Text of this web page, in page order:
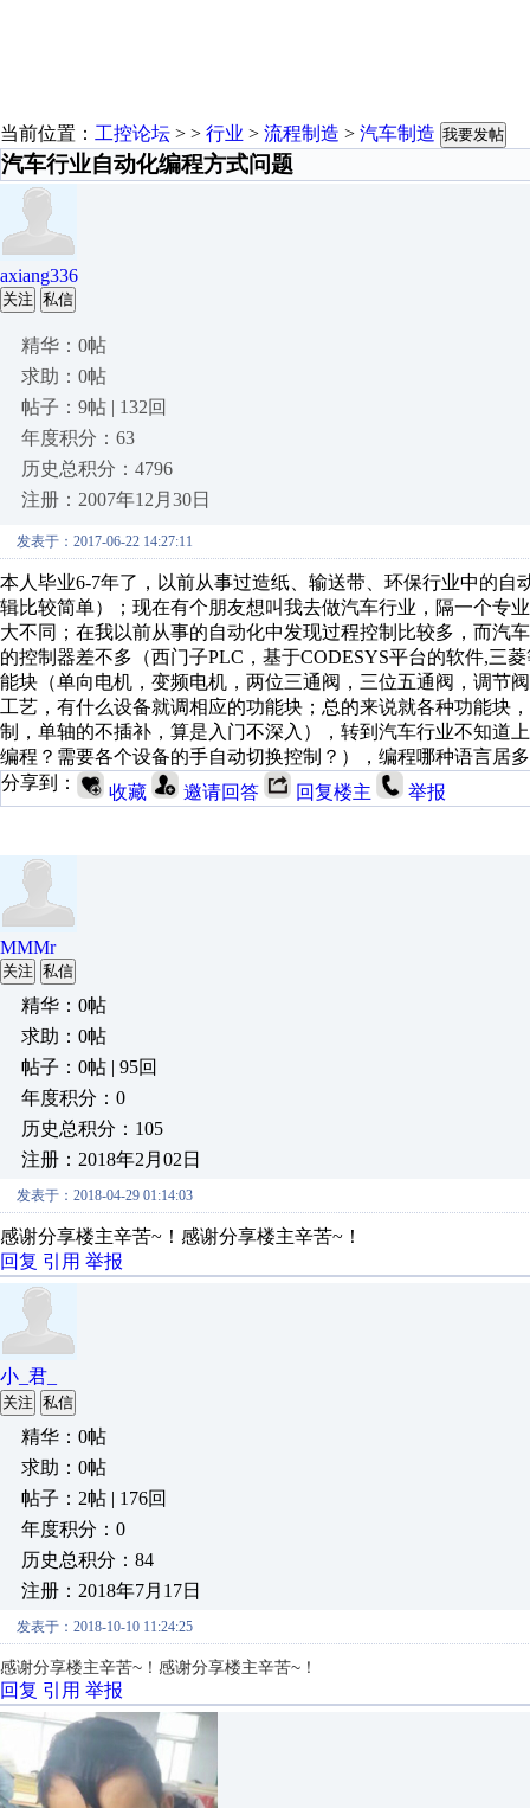
当前位置： 工控论坛 > > 行业 > 流程制造 > 汽车制造 我要发帖
汽车行业自动化编程方式问题
axiang336
关注 私信
精华：0帖
求助：0帖
帖子：9帖 | 132回
年度积分：63
历史总积分：4796
注册：2007年12月30日
发表于：2017-06-22 14:27:11
本人毕业6-7年了，以前从事过造纸、输送带、环保行业中的
辑比较简单）；现在有个朋友想叫我去做汽车行业，隔一个专
大不同；在我以前从事的自动化中发现过程控制比较多，而汽
的控制器差不多（西门子PLC，基于CODESYS平台的软件,三
能块（单向电机，变频电机，两位三通阀，三位五通阀，调节
工艺，有什么设备就调相应的功能块；总的来说就各种功能块
制，单轴的不插补，算是入门不深入），转到汽车行业不知道
编程？需要各个设备的手自动切换控制？），编程哪种语言居
分享到：
收藏 邀请回答 回复楼主 举报
MMMr
关注 私信
精华：0帖
求助：0帖
帖子：0帖 | 95回
年度积分：0
历史总积分：105
注册：2018年2月02日
发表于：2018-04-29 01:14:03
感谢分享楼主辛苦~！感谢分享楼主辛苦~！
回复 引用 举报
小_君_
关注 私信
精华：0帖
求助：0帖
帖子：2帖 | 176回
年度积分：0
历史总积分：84
注册：2018年7月17日
发表于：2018-10-10 11:24:25
感谢分享楼主辛苦~！感谢分享楼主辛苦~！
回复 引用 举报